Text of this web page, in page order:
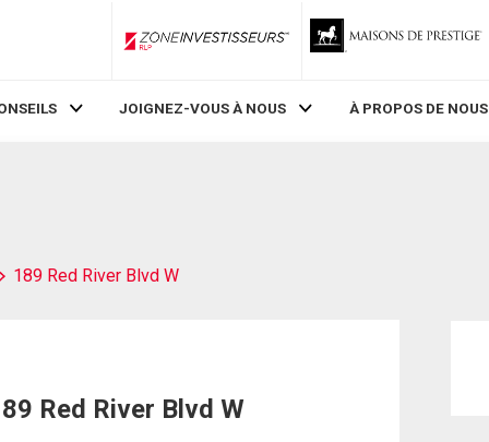
ZoneInvestisseurs RLP
JOIGNEZ-VOUS À NOUS À PROPOS DE NOUS
189 Red River Blvd W
Red River Blvd W